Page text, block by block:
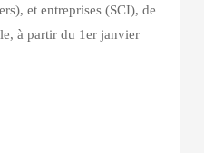
et entreprises (SCI), de
à partir du 1er janvier